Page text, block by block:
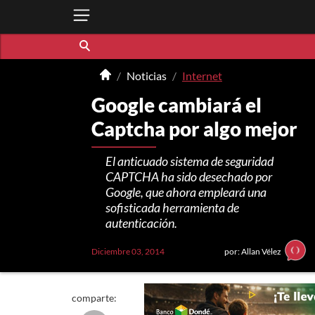
Noticias Internet
Google cambiará el
Captcha por algo mejor
El anticuado sistema de seguridad
CAPTCHA ha sido desechado por
Google, que ahora empleará una
sofisticada herramienta de
autenticación.
Diciembre 03, 2014 por: Allan Vélez
comparte: